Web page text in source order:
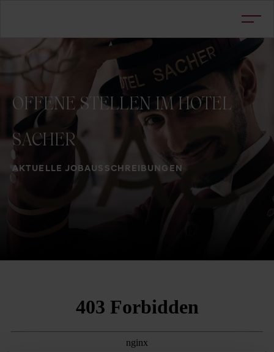
AKTUELLE JOBAUSSCHREIBUNGEN
OFFENE STELLEN IM HOTEL
SACHER